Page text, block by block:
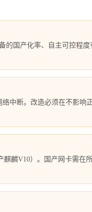
的国产化率、自主可控程
中断。改造必须在不影响
麒麟V10）。国产网卡需在